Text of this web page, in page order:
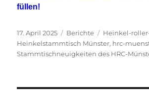
füllen!
Veröffentlicht
am
17. April 2025 Kategorien
Berichte Schlagwörter
Heinkel-
Heinkelstammtisch Münster, hrc-
Stammtischneuigkeiten des HRC-